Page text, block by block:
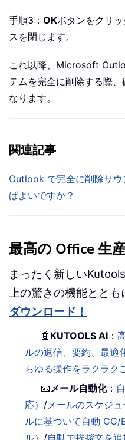
手順3： OKボタンをクリ
スを閉じます。
これ以降、Microsoft
テムを完全に削除する際
なります。
関連記事
Outlook で完全に削除サ
ばよいですか？
最高の Office 生
まったく新しい
上の驚きの機能ととも
ダウンロード！
🤖 KUTOOLS AI ：
ルの返信、要約、最適
らゆる操作をラクラク
📧メール自動化：
応） /メールのスケジ
ルに基づいて自動 CC/